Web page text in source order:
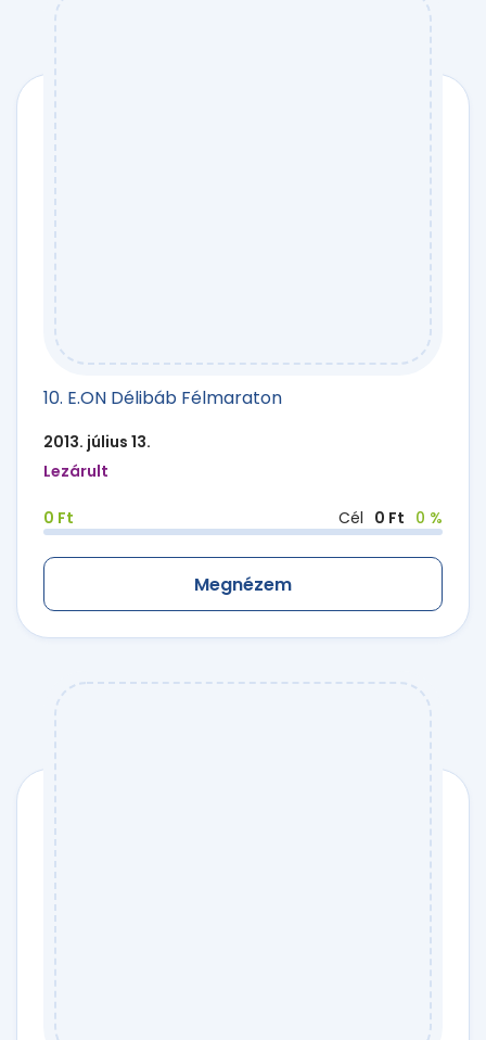
10. E.ON Délibáb Félmaraton
2013. július 13.
Lezárult
0 Ft Cél 0 Ft 0 %
Megnézem